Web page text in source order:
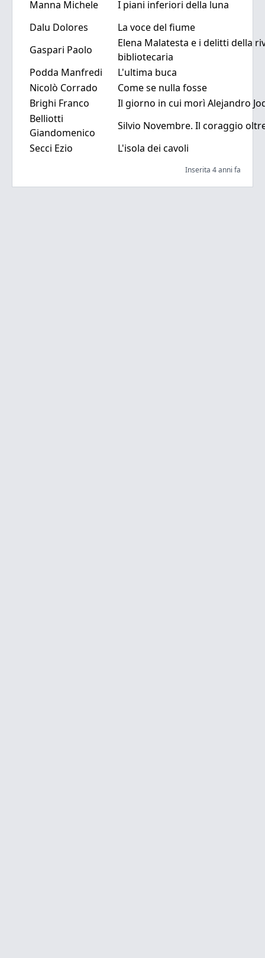
Manna Michele
I piani inferiori della luna
Dalu Dolores
La voce del fiume
Gaspari Paolo
Elena Malatesta e i delitti della
bibliotecaria
Podda Manfredi
L'ultima buca
Nicolò Corrado
Come se nulla fosse
Brighi Franco
Il giorno in cui morì Alejandro
Belliotti
Giandomenico
Silvio Novembre. Il coraggio
Secci Ezio
L'isola dei cavoli
Inserita 4 anni fa